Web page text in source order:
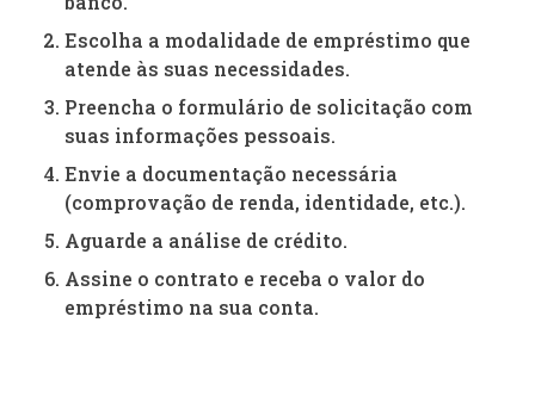
Escolha a modalidade de empréstimo que
atende às suas necessidades.
Preencha o formulário de solicitação com
suas informações pessoais.
Envie a documentação necessária
(comprovação de renda, identidade, etc.).
Aguarde a análise de crédito.
Assine o contrato e receba o valor do
empréstimo na sua conta.